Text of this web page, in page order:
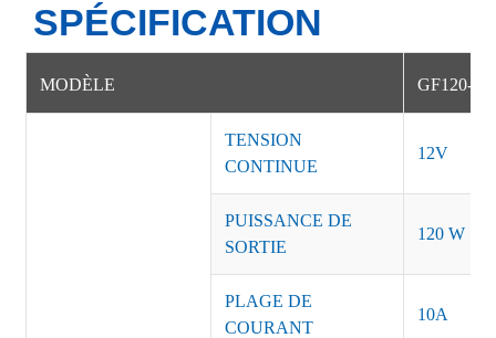
SPÉCIFICATION
MODÈLE GF120-
TENSION
CONTINUE
12V
PUISSANCE DE
SORTIE
120 W
PLAGE DE
COURANT
10A